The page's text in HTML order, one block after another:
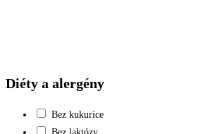
Diéty a alergény
Bez kukurice